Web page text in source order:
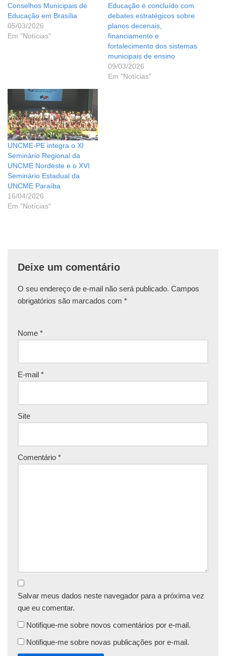
Conselhos Municipais de
Educação em Brasília
05/03/2026
Em "Notícias"
Educação é concluído com
debates estratégicos sobre
planos decenais,
financiamento e
fortalecimento dos sistemas
municipais de ensino
09/03/2026
Em "Notícias"
UNCME-PE integra o XI
Seminário Regional da
UNCME Nordeste e o XVI
Seminário Estadual da
UNCME Paraíba
16/04/2026
Em "Notícias"
Deixe um comentário
O seu endereço de e-mail não será publicado. Campos
obrigatórios são marcados com *
Nome *
E-mail *
Site
Comentário *
Salvar meus dados neste navegador para a próxima vez
que eu comentar.
Notifique-me sobre novos comentários por e-mail.
Notifique-me sobre novas publicações por e-mail.